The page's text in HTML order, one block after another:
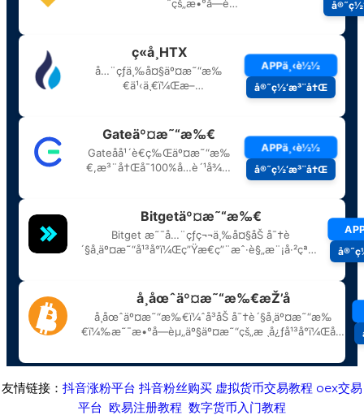
友情链接： 抖音涨粉平台 抖音粉丝购买 虚拟货币交易教程 oex交易
平台 欧易注册教程 数字货币入门教程